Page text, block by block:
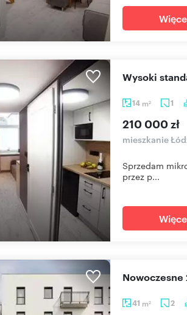
14 m2 1
Wysoki
210 000 zł
mieszkanie
Sprzedam
przez p...
41 m2 2